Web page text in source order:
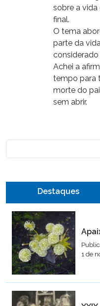
sobre a
final.
O tema
parte da
Achei a
tempo para
morte do
sem abrir.
Destaques
1 de